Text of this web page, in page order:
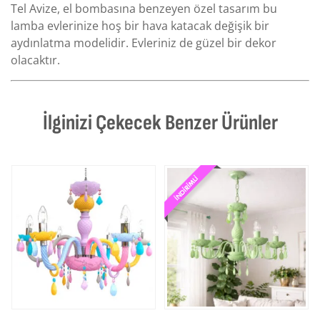
Tel Avize, el bombasına benzeyen özel tasarım bu
lamba evlerinize hoş bir hava katacak değişik bir
aydınlatma modelidir. Evleriniz de güzel bir dekor
olacaktır.
İlginizi Çekecek Benzer Ürünler